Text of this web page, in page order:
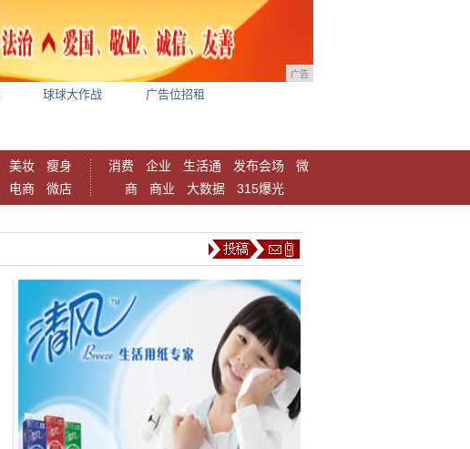
广告
球球大作战 广告位招租
美妆
瘦身
电商 微店
消费 企业 生活通 发布会场
微
商
商业 大数据 315爆光